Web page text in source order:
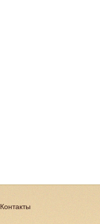
Контакты